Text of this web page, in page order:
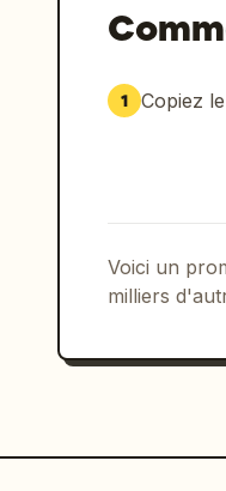
clichés de
mettant
et
1 Copiez
Voici un
milliers